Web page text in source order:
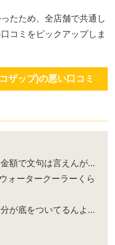
たため、全店舗で共通し
コミをピックアップしま
ザップ)の悪い口コミ
額で文句は言えんが…
ォータークーラーくら
が底をついてるんよ…